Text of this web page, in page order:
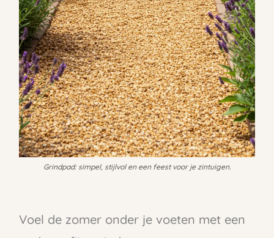
Grindpad: simpel, stijlvol en een feest voor je zintuigen.
Voel de zomer onder je voeten met een